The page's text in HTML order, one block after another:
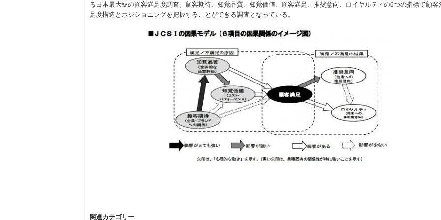
る日本最大級の顧客満足度調査。顧客期待、知覚品質、知覚価値、顧客満足、推奨意向、ロイヤルティの6つの指標で顧客
足度構造とポジショニングを把握することができる調査となっている。
関連カテゴリー